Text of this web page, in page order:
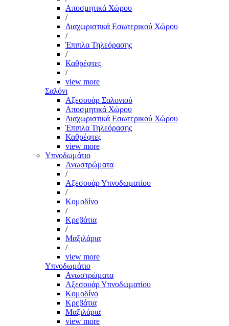
Αποσμητικά Χώρου
/
Διαχωριστικά Εσωτερικού Χώρου
/
Έπιπλα Τηλεόρασης
/
Καθρέφτες
/
view more
Σαλόνι
Αξεσουάρ Σαλονιού
Αποσμητικά Χώρου
Διαχωριστικά Εσωτερικού Χώρου
Έπιπλα Τηλεόρασης
Καθρέφτες
view more
Υπνοδωμάτιο
Ανωστρώματα
/
Αξεσουάρ Υπνοδωματίου
/
Κομοδίνο
/
Κρεβάτια
/
Μαξιλάρια
/
view more
Υπνοδωμάτιο
Ανωστρώματα
Αξεσουάρ Υπνοδωματίου
Κομοδίνο
Κρεβάτια
Μαξιλάρια
view more